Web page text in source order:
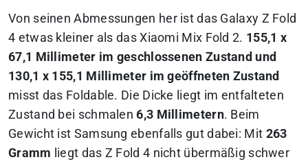
Von seinen Abmessungen her ist das Galaxy Z Fold
4 etwas kleiner als das Xiaomi Mix Fold 2. 155,1 x
67,1 Millimeter im geschlossenen Zustand und
130,1 x 155,1 Millimeter im geöffneten Zustand
misst das Foldable. Die Dicke liegt im entfalteten
Zustand bei schmalen6,3 Millimetern. Beim
Gewicht ist Samsung ebenfalls gut dabei: Mit 263
Gramm liegt das Z Fold 4 nicht übermäßig schwer